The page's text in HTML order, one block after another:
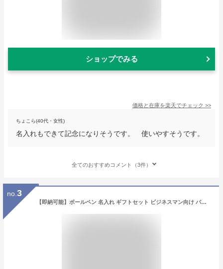
ショップでみる
価格と在庫を楽天でチェック >>
ちょこら(40代・女性)
名入れもできて記念になりそうです。 使いやすそうです。
全てのおすすめコメント（3件）
no. 3
【即納可能】ボールペン 名入れ ギフトセット ビジネスマン向け パーカー IM ボールペン 6枚収納 カードケース